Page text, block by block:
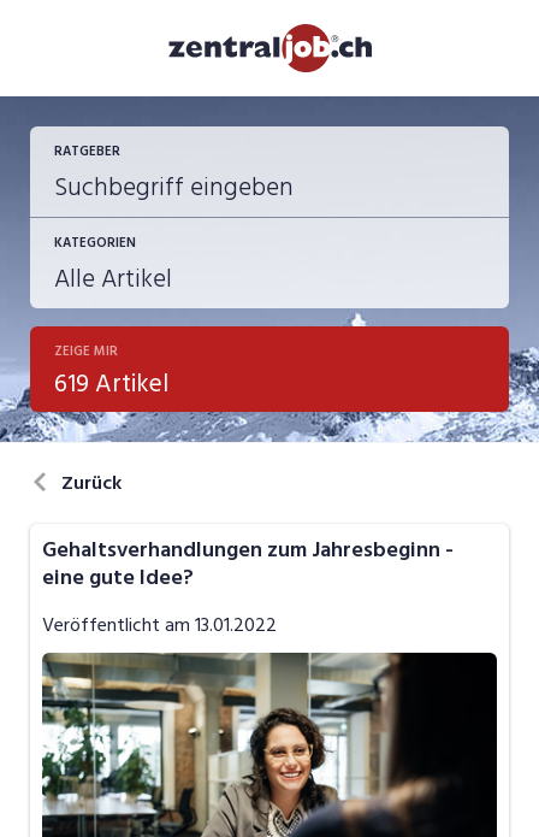
RATGEBER
KATEGORIEN
Berufsbilder
Bewerbung
Job-News
Job-Tipps
Video
ZEIGE MIR
619 Artikel
Zurück
Gehaltsverhandlungen zum Jahresbeginn -
eine gute Idee?
Veröffentlicht am13.01.2022